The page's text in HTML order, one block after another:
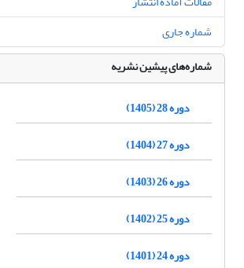
شماره جاری
شماره‌های پیشین نشریه
دوره 28 (1405)
دوره 27 (1404)
دوره 26 (1403)
دوره 25 (1402)
دوره 24 (1401)